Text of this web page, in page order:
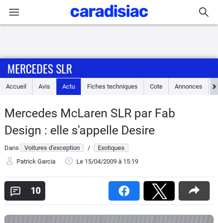
Accueil
Essais
Guide
d'achat
Electriques
Utilitaires
MERCEDES SLR
Accueil Avis Actu Fiches techniques Cote Annonces
Mercedes McLaren SLR par Fab
Design : elle s'appelle Desire
Dans Voitures d'exception /
Exotiques
Patrick Garcia
Le 15/04/2009 à 15:19
10